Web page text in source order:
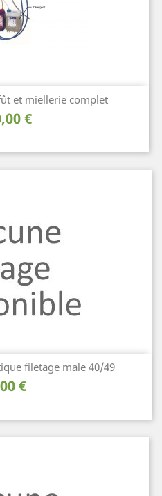
et miellerie complet
€
filetage male 40/49
€